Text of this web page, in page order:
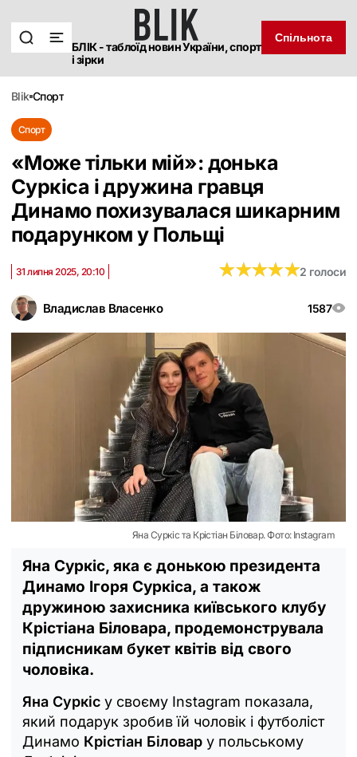
БЛІК - таблоїд новин України, спорт
і зірки
Спільнота
blik спорт
Спорт
«Може тільки мій»: донька
Суркіса і дружина гравця
Динамо похизувалася шикарним
подарунком у Польщі
Владислав Власенко 1587
31 липня 2025, 20:10 ★★★★★
★★★★★2 голоси
Яна Суркіс та Крістіан Біловар. Фото: Instagram
Яна Суркіс, яка є донькою президента
Динамо Ігоря Суркіса, а також
дружиною захисника київського клубу
Крістіана Біловара, продемонструвала
підписникам букет квітів від свого
чоловіка.
Яна Суркіс у своєму Instagram показала,
який подарук зробив їй чоловік і футболіст
Динамо Крістіан Біловар у польському